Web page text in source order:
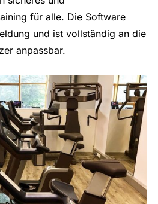
für alle. Die Software
und ist vollständig an die
anpassbar.